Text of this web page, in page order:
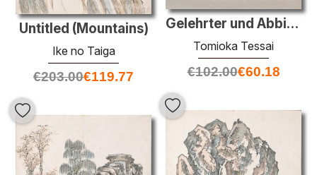
Gelehrter und Abbildung
Tomioka Tessai
€102.00€60.18
Untitled (Mountains)
Ike no Taiga
€203.00€119.77